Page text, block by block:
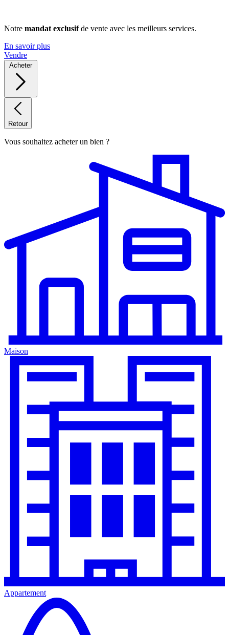
Notre mandat exclusifde vente avec les meilleurs services.
En savoir plus
Vendre
Acheter
Retour
Vous souhaitez acheter un bien ?
Maison
Appartement